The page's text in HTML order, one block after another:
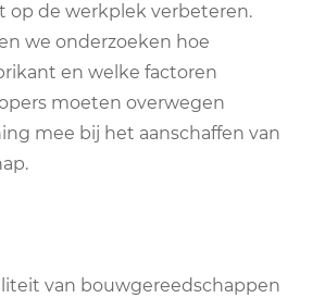
op de werkplek verbeteren.
we onderzoeken hoe
en welke factoren
moeten overwegen
mee bij het aanschaffen van
van bouwgereedschappen